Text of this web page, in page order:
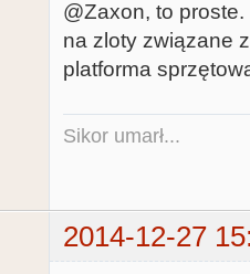
@Zaxon, to
na zloty związane
platforma
Sikor umarł...
2014-12-27